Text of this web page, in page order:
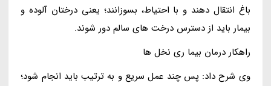
باغ انتقال دهند و با احتیاط، بسوزانند؛ یعنی درختان آلوده و
بیمار باید از دسترس درخت های سالم دور شوند.
راهکار درمان بیما ری نخل ها
وی شرح داد: پس چند عمل سریع و به ترتیب باید انجام شود؛